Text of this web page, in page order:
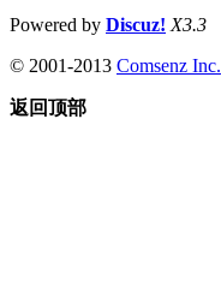
Powered by Discuz! X3.3
© 2001-2013 Comsenz Inc.
返回顶部